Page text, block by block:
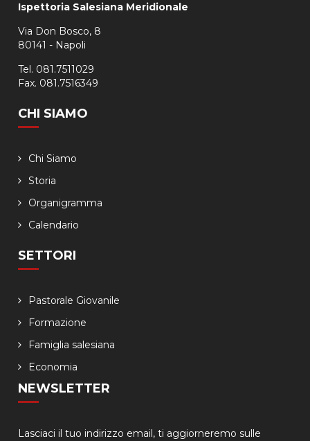
Ispettoria Salesiana Meridionale
Via Don Bosco, 8
80141 - Napoli
Tel. 081.7511029
Fax. 081.7516349
CHI SIAMO
Chi Siamo
Storia
Organigramma
Calendario
SETTORI
Pastorale Giovanile
Formazione
Famiglia salesiana
Economia
NEWSLETTER
Lasciaci il tuo indirizzo email, ti aggiorneremo sulle